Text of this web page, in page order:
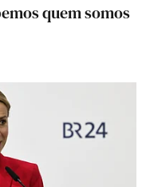
quem somos